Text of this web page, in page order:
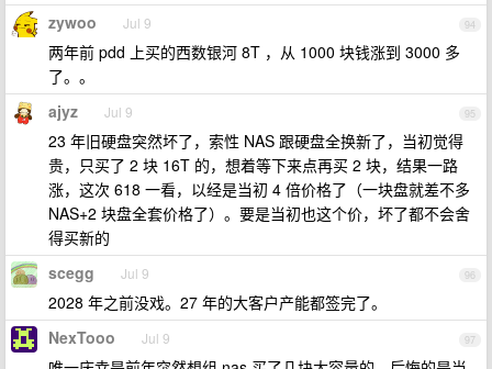
94
zywoo Jul 9
两年前 pdd 上买的西数银河 8T ，从 1000 块钱涨到 3000 多
了。。
95
ajyz Jul 9
23 年旧硬盘突然坏了，索性 NAS 跟硬盘全换新了，当初觉得
贵，只买了 2 块 16T 的，想着等下来点再买 2 块，结果一路
涨，这次 618 一看，以经是当初 4 倍价格了（一块盘就差不多
NAS+2 块盘全套价格了）。要是当初也这个价，坏了都不会舍
得买新的
96
scegg Jul 9
2028 年之前没戏。27 年的大客户产能都签完了。
97
NexTooo Jul 9